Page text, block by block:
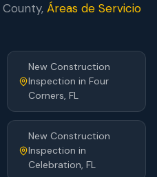
Áreas de Servicio
New Construction
Inspection in Four
Corners, FL
New Construction
Inspection in
Celebration, FL